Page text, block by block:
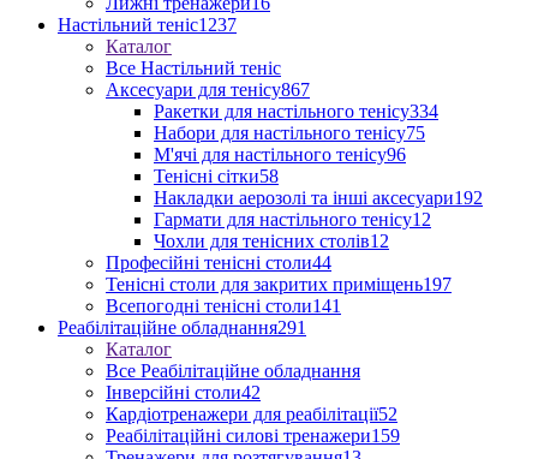
Настільний теніс1237
Каталог
Все Настільний теніс
Аксесуари для тенісу867
Ракетки для настільного тенісу334
Набори для настільного тенісу75
М'ячі для настільного тенісу96
Тенісні сітки58
Накладки аерозолі та інші аксесуари192
Гармати для настільного тенісу12
Чохли для тенісних столів12
Професійні тенісні столи44
Тенісні столи для закритих приміщень197
Всепогодні тенісні столи141
Реабілітаційне обладнання291
Каталог
Все Реабілітаційне обладнання
Інверсійні столи42
Кардіотренажери для реабілітації52
Реабілітаційні силові тренажери159